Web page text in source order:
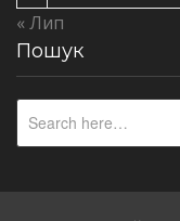
« Лип
Пошук